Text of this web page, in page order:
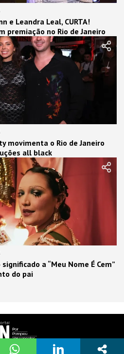
e Leandra Leal, CURTA!
premiação no Rio de Janeiro
movimenta o Rio de Janeiro
all black
a “Meu Nome É Cem”
do pai